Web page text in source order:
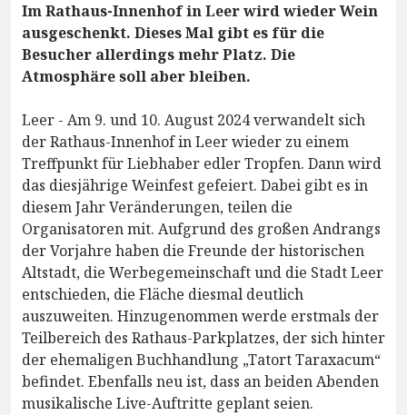
Im Rathaus-Innenhof in Leer wird wieder Wein
ausgeschenkt. Dieses Mal gibt es für die
Besucher allerdings mehr Platz. Die
Atmosphäre soll aber bleiben.
Leer - Am 9. und 10. August 2024 verwandelt sich
der Rathaus-Innenhof in Leer wieder zu einem
Treffpunkt für Liebhaber edler Tropfen. Dann wird
das diesjährige Weinfest gefeiert. Dabei gibt es in
diesem Jahr Veränderungen, teilen die
Organisatoren mit. Aufgrund des großen Andrangs
der Vorjahre haben die Freunde der historischen
Altstadt, die Werbegemeinschaft und die Stadt Leer
entschieden, die Fläche diesmal deutlich
auszuweiten. Hinzugenommen werde erstmals der
Teilbereich des Rathaus-Parkplatzes, der sich hinter
der ehemaligen Buchhandlung „Tatort Taraxacum“
befindet. Ebenfalls neu ist, dass an beiden Abenden
musikalische Live-Auftritte geplant seien.